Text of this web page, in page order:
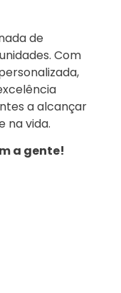
de
Com
a alcançar
na vida.
a gente!